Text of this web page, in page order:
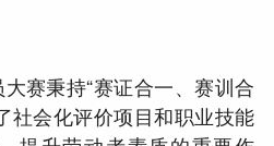
赛秉持“赛证合一、赛训合
社会化评价项目和职业技能